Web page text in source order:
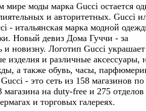
мире моды марка Gucci остается
и авторитетных. Gucci
- итальянская марка модной
Новый девиз Дома Гуччи - за
и новизну. Логотип Gucci
изделия и различные аксессуары,
а также обувь, часы,
- это сеть из 158 магазинов по
магазина на duty-free и 275 отделов
и торговых галереях.